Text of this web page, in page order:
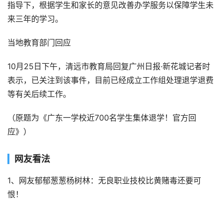
指导下，根据学生和家长的意见改善办学服务以保障学生未
来三年的学习。
当地教育部门回应
10月25日下午，清远市教育局回复广州日报·新花城记者时
表示，已关注到该事件，目前已经成立工作组处理退学退费
等有关后续工作。
（原题为《广东一学校近700名学生集体退学！官方回
应》）
网友看法
1、网友郁郁葱葱杨树林：无良职业技校比黄赌毒还要可
恨！